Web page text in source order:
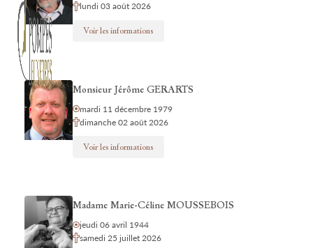
lundi 03 août 2026
Voir les informations
Monsieur Jérôme GERARTS
mardi 11 décembre 1979
dimanche 02 août 2026
Voir les informations
Madame Marie-Céline MOUSSEBOIS
jeudi 06 avril 1944
samedi 25 juillet 2026